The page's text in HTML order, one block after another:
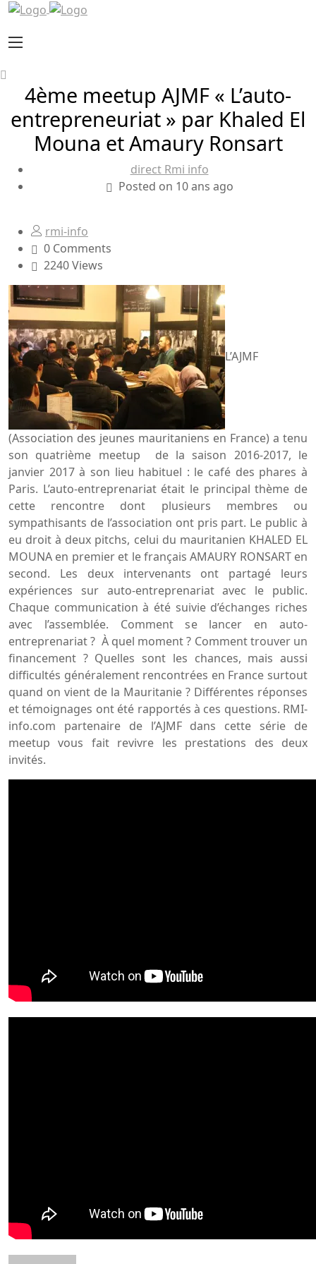
4ème meetup AJMF « L’auto-
entrepreneuriat » par Khaled El
Mouna et Amaury Ronsart
direct Rmi info
Posted on 10 ans ago
rmi-info
0 Comments
2240 Views
L’AJMF
(Association des jeunes mauritaniens en France) a tenu
son quatrième meetup de la saison 2016-2017, le
janvier 2017 à son lieu habituel : le café des phares à
Paris. L’auto-entreprenariat était le principal thème de
cette rencontre dont plusieurs membres ou
sympathisants de l’association ont pris part. Le public à
eu droit à deux pitchs, celui du mauritanien KHALED EL
MOUNA en premier et le français AMAURY RONSART en
second. Les deux intervenants ont partagé leurs
expériences sur auto-entreprenariat avec le public.
Chaque communication à été suivie d’échanges riches
avec l’assemblée. Comment se lancer en auto-
entreprenariat ? À quel moment ? Comment trouver un
financement ? Quelles sont les chances, mais aussi
difficultés généralement rencontrées en France surtout
quand on vient de la Mauritanie ? Différentes réponses
et témoignages ont été rapportés à ces questions. RMI-
info.com partenaire de l’AJMF dans cette série de
meetup vous fait revivre les prestations des deux
invités.